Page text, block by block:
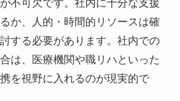
の模擬
業務
リソースと連携体制から導